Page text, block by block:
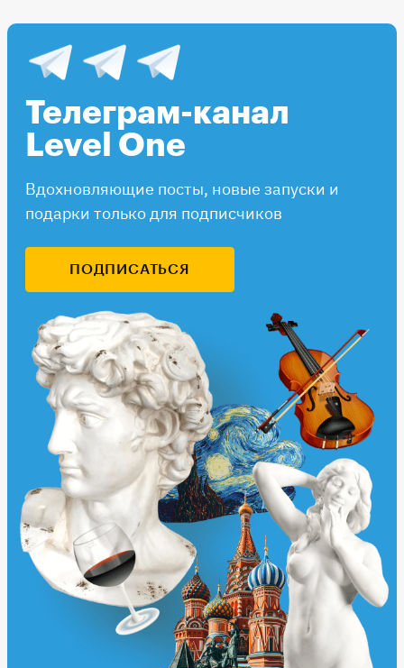
Телеграм-канал
Level One
Вдохновляющие посты, новые запуски и
подарки только для подписчиков
ПОДПИСАТЬСЯ